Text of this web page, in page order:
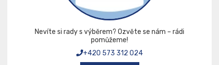
Nevíte si rady s výběrem? Ozvěte se nám – rádi
pomůžeme!
+420 573 312 024